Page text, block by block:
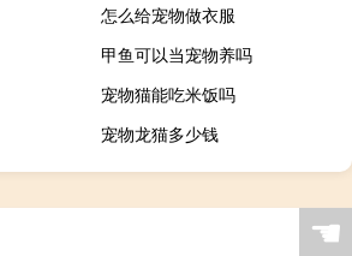
怎么给宠物做衣服
甲鱼可以当宠物养吗
宠物猫能吃米饭吗
宠物龙猫多少钱
☚